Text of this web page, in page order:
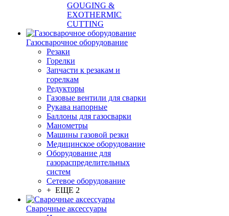
GOUGING &
EXOTHERMIC
CUTTING
Газосварочное оборудование
Резаки
Горелки
Запчасти к резакам и
горелкам
Редукторы
Газовые вентили для сварки
Рукава напорные
Баллоны для газосварки
Манометры
Машины газовой резки
Медицинское оборудование
Оборудование для
газораспределительных
систем
Сетевое оборудование
+ ЕЩЕ 2
Сварочные аксессуары